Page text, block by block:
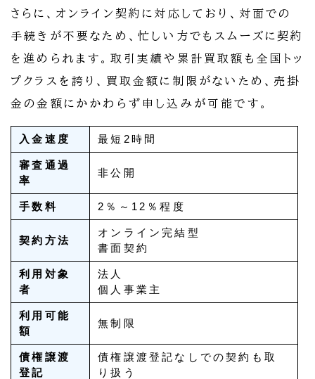
さらに、オンライン契約に対応しており、対面での
手続きが不要なため、忙しい方でもスムーズに契約
を進められます。取引実績や累計買取額も全国トッ
プクラスを誇り、買取金額に制限がないため、売掛
金の金額にかかわらず申し込みが可能です。
入金速度 最短2時間
審査通過
率
非公開
手数料 2％～12％程度
契約方法
オンライン完結型
書面契約
利用対象
者
法人
個人事業主
利用可能
額
無制限
債権譲渡
登記
債権譲渡登記なしでの契約も取
り扱う